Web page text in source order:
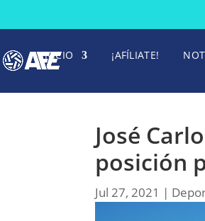
INICIO ¡AFÍLIATE!
José
posición
Jul 27, 2021 |